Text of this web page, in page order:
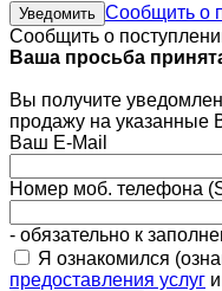
Уведомить Сообщить о
Сообщить о
Ваша просьба
Вы получите
продажу на указанные
Ваш E-Mail
Номер моб. телефона
- обязательно к
Я ознакомился
предоставления услуг